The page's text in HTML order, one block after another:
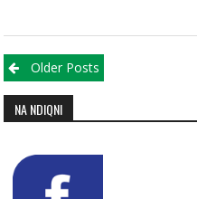
Posts navigation
Older Posts
NA NDIQNI